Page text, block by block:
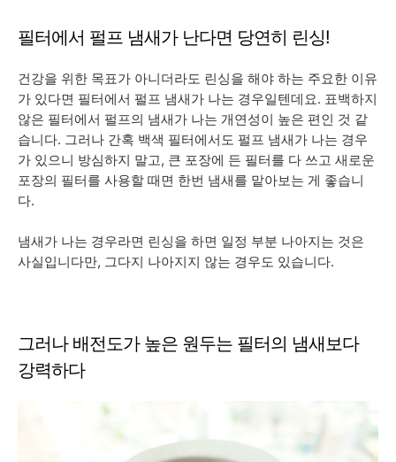
필터에서 펄프 냄새가 난다면 당연히 린싱!
건강을 위한 목표가 아니더라도 린싱을 해야 하는 주요한 이유
가 있다면 필터에서 펄프 냄새가 나는 경우일텐데요. 표백하지
않은 필터에서 펄프의 냄새가 나는 개연성이 높은 편인 것 같
습니다. 그러나 간혹 백색 필터에서도 펄프 냄새가 나는 경우
가 있으니 방심하지 말고, 큰 포장에 든 필터를 다 쓰고 새로운
포장의 필터를 사용할 때면 한번 냄새를 맡아보는 게 좋습니
다.
냄새가 나는 경우라면 린싱을 하면 일정 부분 나아지는 것은
사실입니다만, 그다지 나아지지 않는 경우도 있습니다.
그러나 배전도가 높은 원두는 필터의 냄새보다
강력하다